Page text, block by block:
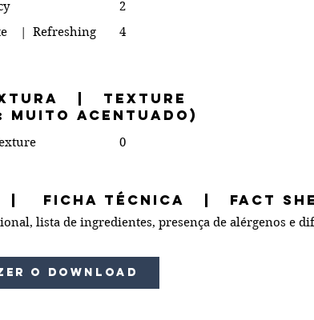
| Refreshing
2
4
| Texture
muito acentuado)
0
| Ficha Técnica | Fact
lista de ingredientes, presença de alérgenos e
o download